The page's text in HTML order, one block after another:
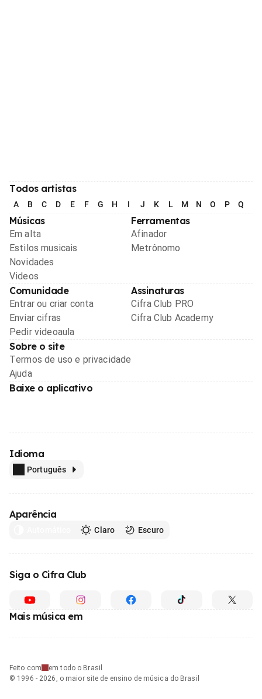
Todos artistas
A B C D E F G H I J K L M N O P Q
Músicas
Em alta
Estilos musicais
Novidades
Videos
Ferramentas
Afinador
Metrônomo
Comunidade
Entrar ou criar conta
Enviar cifras
Pedir videoaula
Assinaturas
Cifra Club PRO
Cifra Club Academy
Sobre o site
Termos de uso e privacidade
Ajuda
Baixe o aplicativo
Idioma
Português
Aparência
Claro Escuro
Siga o Cifra Club
Mais música em
Feito com
em todo o Brasil
© 1996 - 2026, o maior site de ensino de música do Brasil